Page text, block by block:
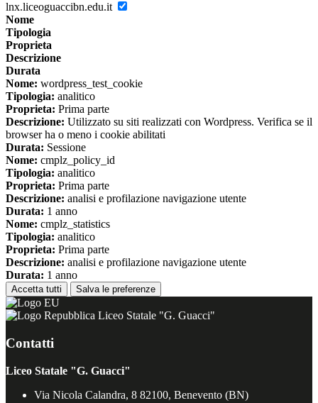
lnx.liceoguaccibn.edu.it
Nome
Tipologia
Proprieta
Descrizione
Durata
Nome: wordpress_test_cookie
Tipologia: analitico
Proprieta: Prima parte
Descrizione: Utilizzato su siti realizzati con Wordpress. Verifica se il
browser ha o meno i cookie abilitati
Durata: Sessione
Nome: cmplz_policy_id
Tipologia: analitico
Proprieta: Prima parte
Descrizione: analisi e profilazione navigazione utente
Durata: 1 anno
Nome: cmplz_statistics
Tipologia: analitico
Proprieta: Prima parte
Descrizione: analisi e profilazione navigazione utente
Durata: 1 anno
Accetta tutti Salva le preferenze
Liceo Statale "G. Guacci"
Contatti
Liceo Statale "G. Guacci"
Via Nicola Calandra, 8 82100, Benevento (BN)